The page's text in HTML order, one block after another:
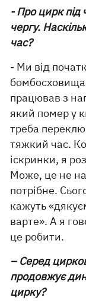
- Про цирк
чергу.
час?
- Ми від
працював з
який помер у
треба
тяжкий час.
іскринки, я
Може, це не
потрібне.
кажуть
варте». А я
це робити.
– Серед
продовжує
цирку?